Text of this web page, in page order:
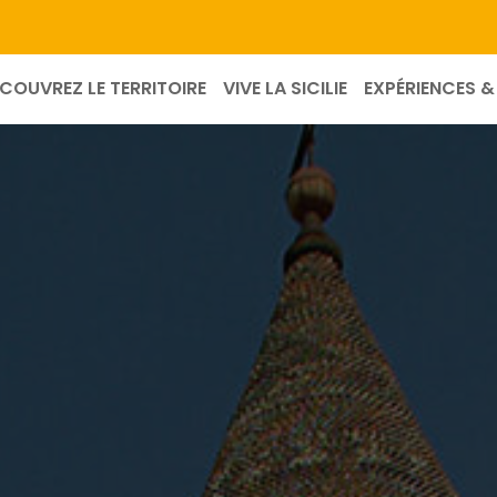
LE TERRITOIRE VIVE LA SICILIE EXPÉRIENCES